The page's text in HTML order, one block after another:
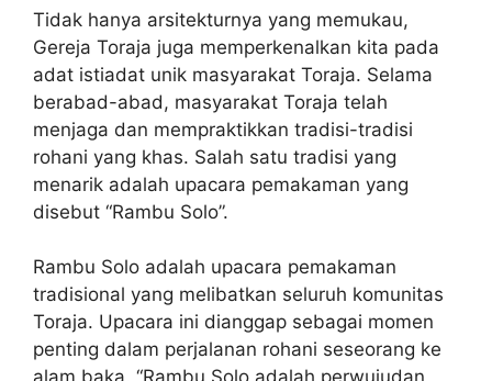
Tidak hanya arsitekturnya yang memukau,
Gereja Toraja juga memperkenalkan kita pada
adat istiadat unik masyarakat Toraja. Selama
berabad-abad, masyarakat Toraja telah
menjaga dan mempraktikkan tradisi-tradisi
rohani yang khas. Salah satu tradisi yang
menarik adalah upacara pemakaman yang
disebut “Rambu Solo”.
Rambu Solo adalah upacara pemakaman
tradisional yang melibatkan seluruh komunitas
Toraja. Upacara ini dianggap sebagai momen
penting dalam perjalanan rohani seseorang ke
alam baka. “Rambu Solo adalah perwujudan